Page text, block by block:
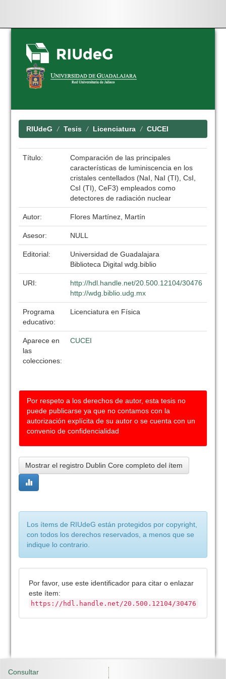
Skip
navigation
RIUdeG Tesis Licenciatura CUCEI
Título:
Comparación de las principales
características de luminiscencia en los
cristales centellados (NaI, NaI (TI), CsI,
CsI (TI), CeF3) empleados como
detectores de radiación nuclear
Autor: Flores Martínez, Martín
Asesor: NULL
Editorial:
Universidad de Guadalajara
Biblioteca Digital wdg.biblio
URI:
http://hdl.handle.net/20.500.12104/30476
http://wdg.biblio.udg.mx
Programa
educativo:
Licenciatura en Física
Aparece en
las
colecciones:
CUCEI
Por respeto a los derechos de autor, esta tesis no
puede publicarse ya que no contamos con la
autorización explícita de su autor o se cuenta con un
convenio de confidencialidad
Mostrar el registro Dublin Core completo del ítem
Los ítems de RIUdeG están protegidos por copyright,
con todos los derechos reservados, a menos que se
indique lo contrario.
Por favor, use este identificador para citar o enlazar
este ítem:
https://hdl.handle.net/20.500.12104/30476
Consultar